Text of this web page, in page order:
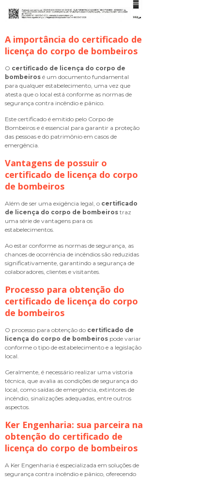
A importância do certificado de
licença do corpo de bombeiros
O certificado de licença do corpo de
bombeiros é um documento fundamental
para qualquer estabelecimento, uma vez que
atesta que o local está conforme as normas de
segurança contra incêndio e pânico.
Este certificado é emitido pelo Corpo de
Bombeiros e é essencial para garantir a proteção
das pessoas e do patrimônio em casos de
emergência.
Vantagens de possuir o
certificado de licença do corpo
de bombeiros
Além de ser uma exigência legal, o certificado
de licença do corpo de bombeiros traz
uma série de vantagens para os
estabelecimentos.
Ao estar conforme as normas de segurança, as
chances de ocorrência de incêndios são reduzidas
significativamente, garantindo a segurança de
colaboradores, clientes e visitantes.
Processo para obtenção do
certificado de licença do corpo
de bombeiros
O processo para obtenção do certificado de
licença do corpo de bombeiros pode variar
conforme o tipo de estabelecimento e a legislação
local.
Geralmente, é necessário realizar uma vistoria
técnica, que avalia as condições de segurança do
local, como saídas de emergência, extintores de
incêndio, sinalizações adequadas, entre outros
aspectos.
Ker Engenharia: sua parceira na
obtenção do certificado de
licença do corpo de bombeiros
A Ker Engenharia é especializada em soluções de
segurança contra incêndio e pânico, oferecendo